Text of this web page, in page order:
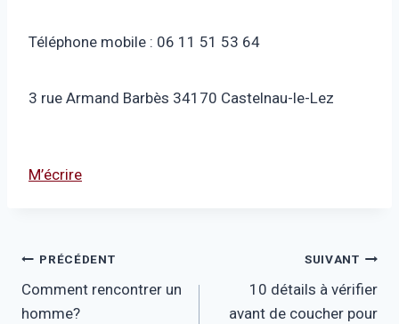
Téléphone mobile : 06 11 51 53 64
3 rue Armand Barbès 34170 Castelnau-le-Lez
M’écrire
Navigation
de
PRÉCÉDENT
Comment rencontrer un
homme?
SUIVANT
10 détails à vérifier
avant de coucher pour